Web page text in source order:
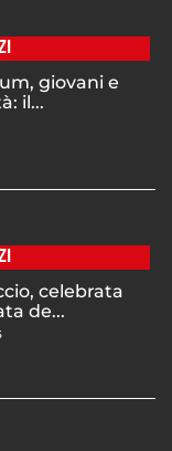
giovani e
il...
celebrata
de...